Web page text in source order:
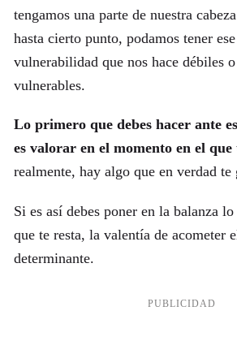
tengamos una parte de nuestra
hasta cierto punto, podamos tener
vulnerabilidad que nos hace débiles
vulnerables.
Lo primero que debes hacer ante
es valorar en el momento en el que
realmente, hay algo que en verdad te
Si es así debes poner en la balanza
que te resta, la valentía de acometer
determinante.